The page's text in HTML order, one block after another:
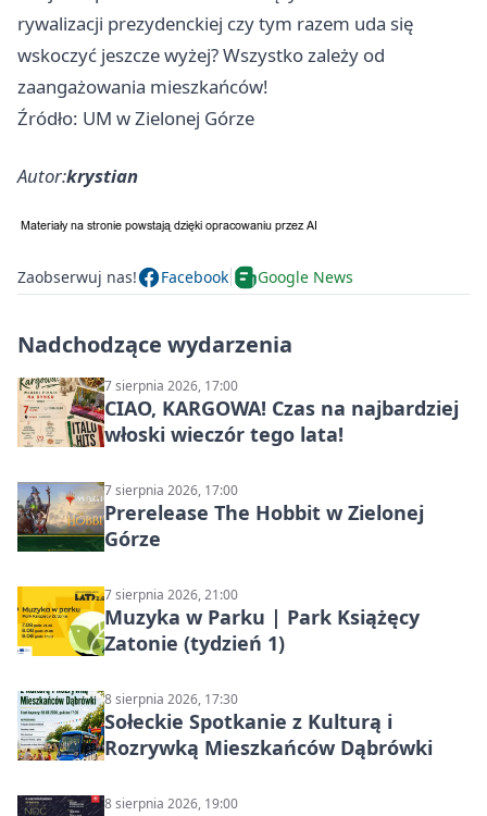
rywalizacji prezydenckiej czy tym razem uda się
wskoczyć jeszcze wyżej? Wszystko zależy od
zaangażowania mieszkańców!
Źródło: UM w Zielonej Górze
Autor:krystian
Zaobserwuj nas! Facebook Google News
Nadchodzące wydarzenia
7 sierpnia 2026, 17:00
CIAO, KARGOWA! Czas na najbardziej
włoski wieczór tego lata!
7 sierpnia 2026, 17:00
Prerelease The Hobbit w Zielonej
Górze
7 sierpnia 2026, 21:00
Muzyka w Parku | Park Książęcy
Zatonie (tydzień 1)
8 sierpnia 2026, 17:30
Sołeckie Spotkanie z Kulturą i
Rozrywką Mieszkańców Dąbrówki
8 sierpnia 2026, 19:00